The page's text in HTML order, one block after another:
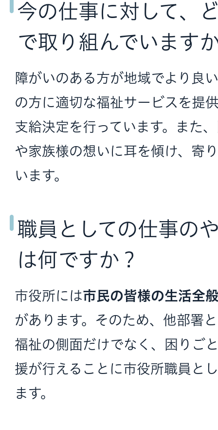
今の仕事に対して、
で取り組んでいます
障がいのある方が地域でより良
の方に適切な福祉サービスを提
支給決定を行っています。また
や家族様の想いに耳を傾け、寄
います。
職員としての仕事の
は何ですか？
市役所には市民の皆様の生活全
があります。そのため、他部署
福祉の側面だけでなく、困りご
援が行えることに市役所職員と
ます。